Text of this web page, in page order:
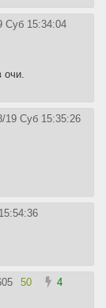
Суб 15:34:04
очи.
19 Суб 15:35:26
50
4